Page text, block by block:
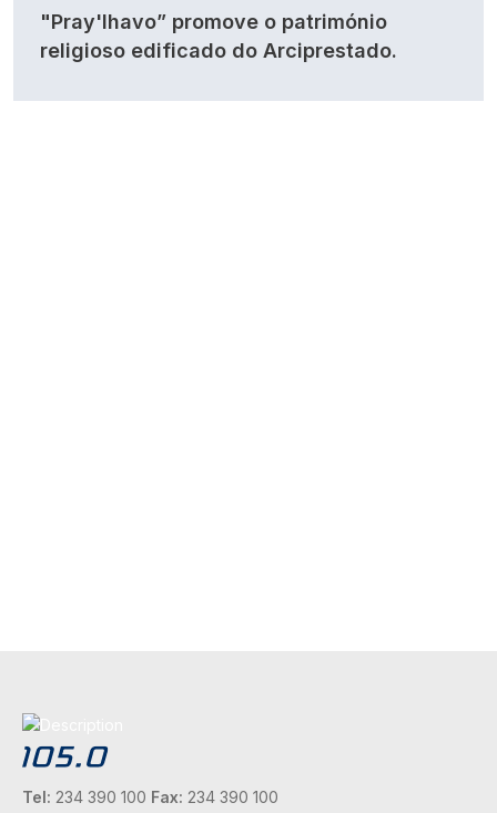
"Pray'lhavo” promove o património
religioso edificado do Arciprestado.
Tel: 234 390 100 Fax: 234 390 100